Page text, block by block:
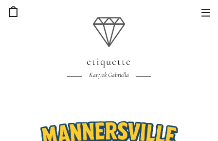
etiquette
Kanyok Gabriella